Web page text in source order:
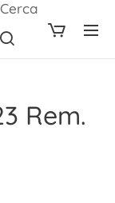
Cerca
Rem.